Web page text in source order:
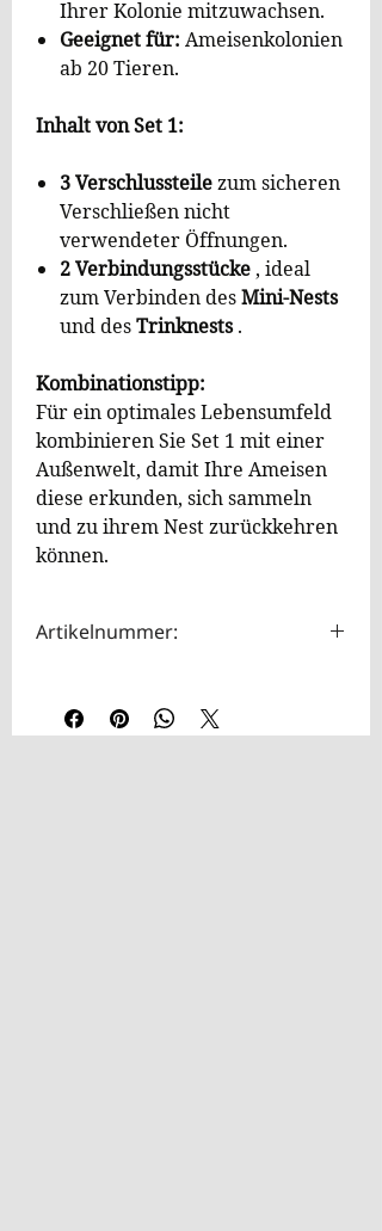
Ihrer Kolonie mitzuwachsen.
Geeignet für:Ameisenkolonien
ab 20 Tieren.
Inhalt von Set 1:
3 Verschlussteilezum sicheren
Verschließen nicht
verwendeter Öffnungen.
2 Verbindungsstücke, ideal
zum Verbinden desMini-Nests
und desTrinknests.
Kombinationstipp:
Für ein optimales Lebensumfeld
kombinieren Sie Set 1 mit einer
Außenwelt, damit Ihre Ameisen
diese erkunden, sich sammeln
und zu ihrem Nest zurückkehren
können.
Artikelnummer: